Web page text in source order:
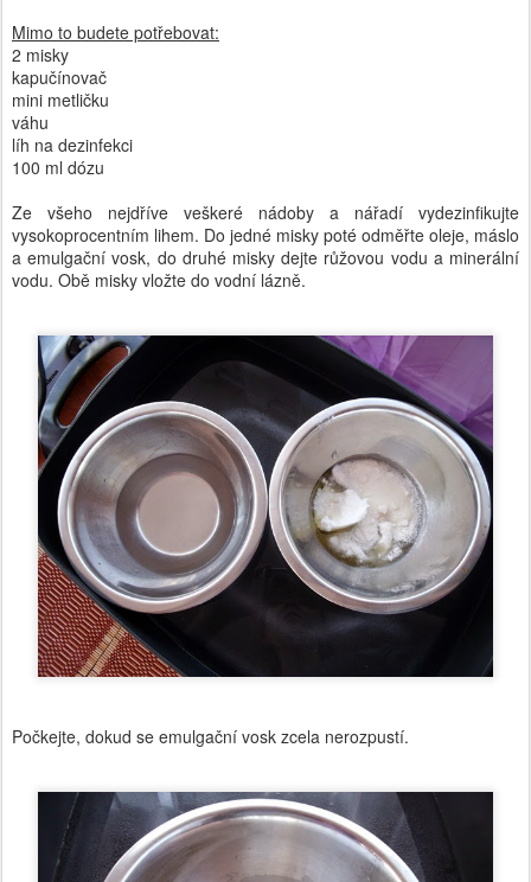
Mimo to budete potřebovat:
2 misky
kapučínovač
mini metličku
váhu
líh na dezinfekci
100 ml dózu
Ze všeho nejdříve veškeré nádoby a nářadí vydezinfikujte
vysokoprocentním lihem. Do jedné misky poté odměřte oleje, máslo
a emulgační vosk, do druhé misky dejte růžovou vodu a minerální
vodu. Obě misky vložte do vodní lázně.
Počkejte, dokud se emulgační vosk zcela nerozpustí.